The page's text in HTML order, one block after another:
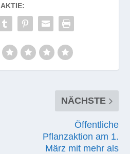
AKTIE:
NÄCHSTE
Öffentliche
Pflanzaktion am 1.
März mit mehr als